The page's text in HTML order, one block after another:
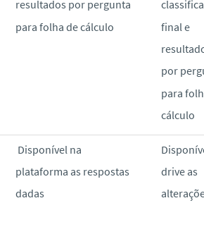
resultados por pergunta
para folha de cálculo
final e
por
para
cálculo
Disponível na
plataforma as respostas
dadas
drive as